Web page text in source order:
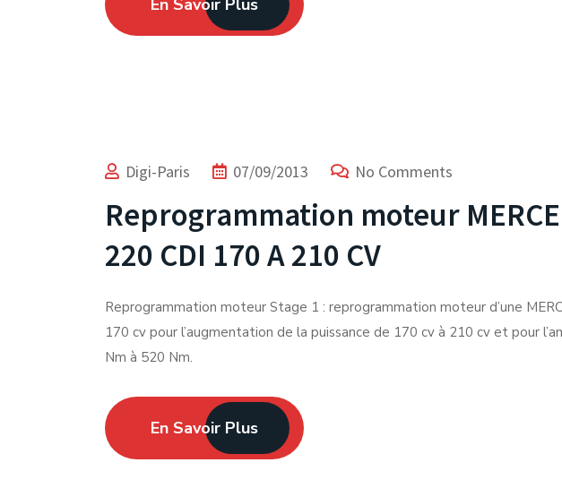
En Savoir Plus
Digi-Paris 07/09/2013 No Comments
Reprogrammation moteur
220 CDI 170 A 210 CV
Reprogrammation moteur Stage 1 : reprogrammation moteur d’une
170 cv pour l’augmentation de la puissance de 170 cv à 210 cv et pour
Nm à 520 Nm.
En Savoir Plus